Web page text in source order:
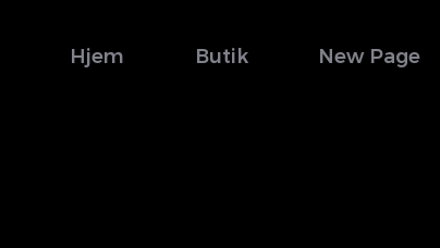
Hjem Butik New Page